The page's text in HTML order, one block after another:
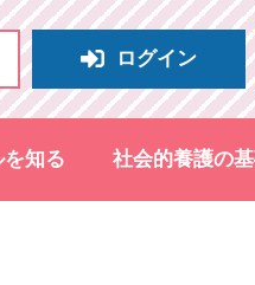
ログイン
知る 社会的養護の